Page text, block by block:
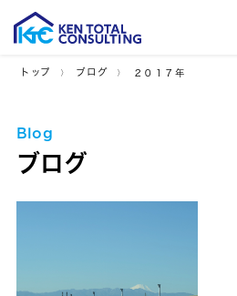
トップ ブログ ２０１７年
Blog
ブログ